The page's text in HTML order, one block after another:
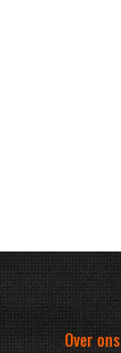
Over ons